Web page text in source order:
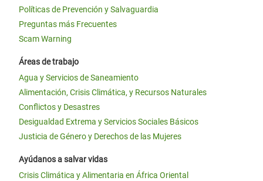
Políticas de Prevención y Salvaguardia
Preguntas más Frecuentes
Scam Warning
Áreas de trabajo
Agua y Servicios de Saneamiento
Alimentación, Crisis Climática, y Recursos Naturales
Conflictos y Desastres
Desigualdad Extrema y Servicios Sociales Básicos
Justicia de Género y Derechos de las Mujeres
Ayúdanos a salvar vidas
Crisis Climática y Alimentaria en África Oriental